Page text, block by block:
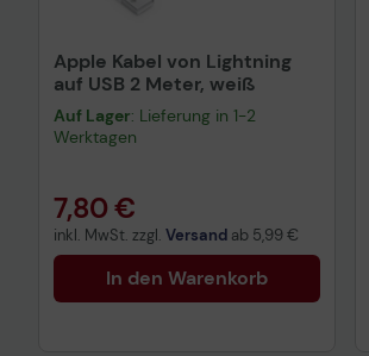
Apple Kabel von Lightning
auf USB 2 Meter, weiß
Auf Lager: Lieferung in 1-2
Werktagen
7,80 €
inkl. MwSt. zzgl. Versand ab 5,99 €
In den Warenkorb